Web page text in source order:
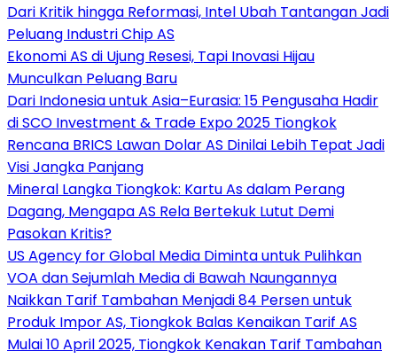
Dari Kritik hingga Reformasi, Intel Ubah Tantangan Jadi
Peluang Industri Chip AS
Ekonomi AS di Ujung Resesi, Tapi Inovasi Hijau
Munculkan Peluang Baru
Dari Indonesia untuk Asia–Eurasia: 15 Pengusaha Hadir
di SCO Investment & Trade Expo 2025 Tiongkok
Rencana BRICS Lawan Dolar AS Dinilai Lebih Tepat Jadi
Visi Jangka Panjang
Mineral Langka Tiongkok: Kartu As dalam Perang
Dagang, Mengapa AS Rela Bertekuk Lutut Demi
Pasokan Kritis?
US Agency for Global Media Diminta untuk Pulihkan
VOA dan Sejumlah Media di Bawah Naungannya
Naikkan Tarif Tambahan Menjadi 84 Persen untuk
Produk Impor AS, Tiongkok Balas Kenaikan Tarif AS
Mulai 10 April 2025, Tiongkok Kenakan Tarif Tambahan